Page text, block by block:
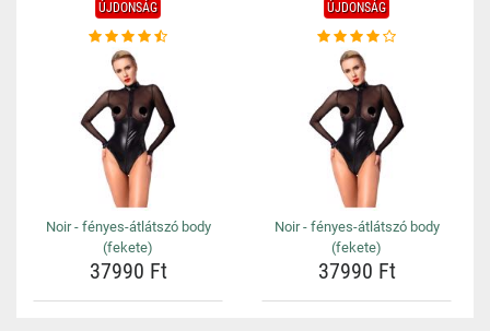
ÚJDONSÁG
Noir - fényes-átlátszó body
(fekete)
37990 Ft
ÚJDONSÁG
Noir - fényes-átlátszó body
(fekete)
37990 Ft